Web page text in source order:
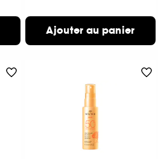
Ajouter au panier